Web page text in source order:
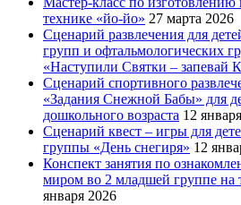
технике «йо-йо» 27 марта 2026
Сценарий развлечения для
групп и офтальмологических
«Наступили Святки – запевай
Сценарий спортивного
«Задания Снежной Бабы» для
дошкольного возраста 12
Сценарий квест – игры для
группы «День снегиря» 12
Конспект занятия по
миром во 2 младшей группе на
января 2026